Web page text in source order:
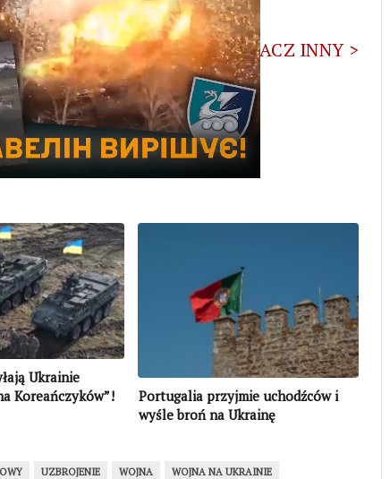
ZOBACZ INNY >
Podaj dalej:
Ukrainie
Koreańczyków”!
Portugalia przyjmie uchodźców i
wyśle broń na Ukrainę
UZBROJENIE WOJNA WOJNA NA UKRAINIE